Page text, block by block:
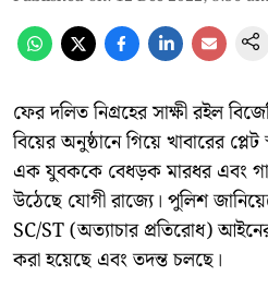
ফের দলিত নিগ্রহের সাক্ষী রইল
বিয়ের অনুষ্ঠানে গিয়ে খাবারের
এক যুবককে বেধড়ক মারধর এবং
উঠেছে যোগী রাজ্যে। পুলিশ
SC/ST (অত্যাচার প্রতিরোধ)
করা হয়েছে এবং তদন্ত চলছে।